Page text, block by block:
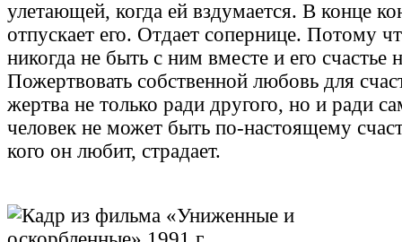
улетающей, когда ей вздумается. В конце
отпускает его. Отдает сопернице. Потому
никогда не быть с ним вместе и его счастье
Пожертвовать собственной любовь для
жертва не только ради другого, но и ради
человек не может быть по-настоящему
кого он любит, страдает.